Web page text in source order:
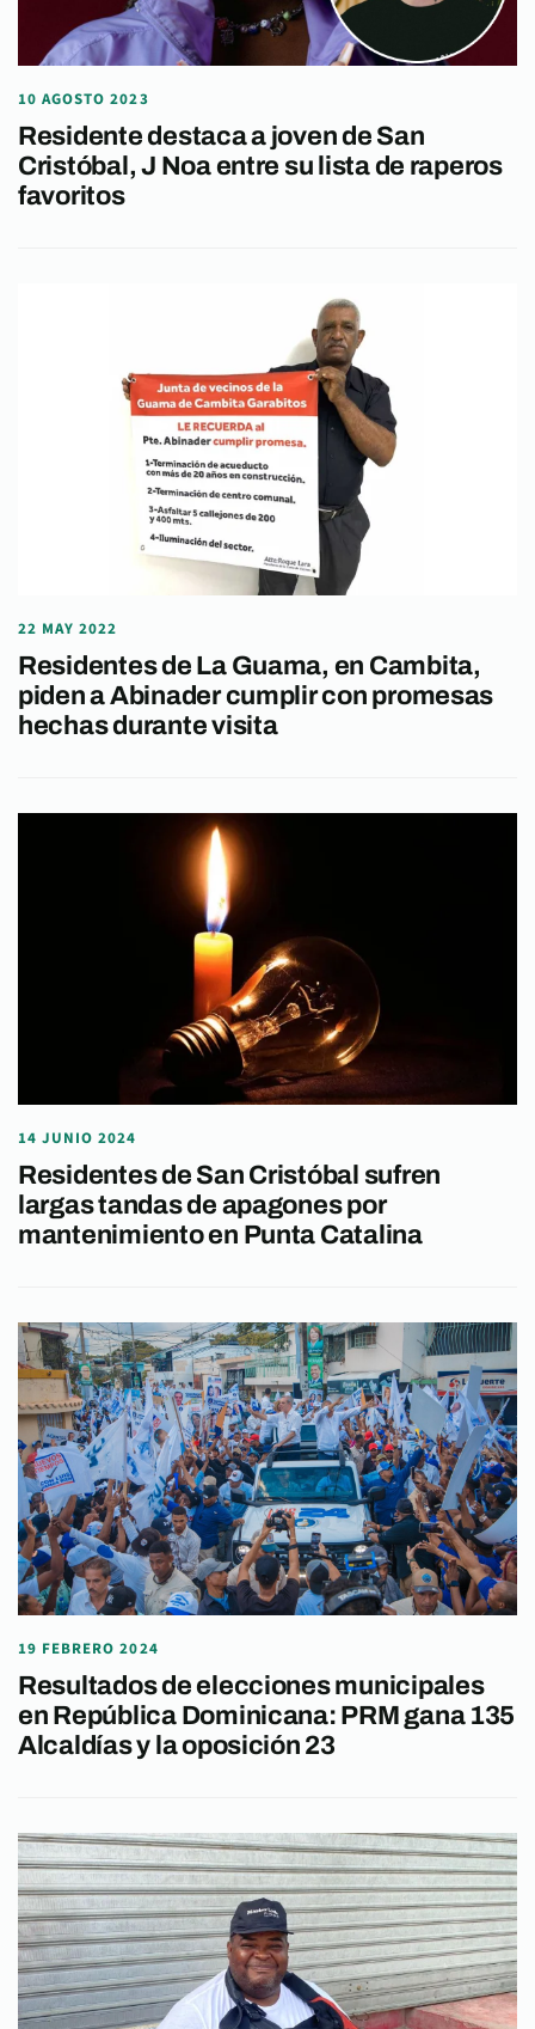
10 AGOSTO 2023
Residente destaca a joven de San
Cristóbal, J Noa entre su lista de raperos
favoritos
22 MAY 2022
Residentes de La Guama, en Cambita,
piden a Abinader cumplir con promesas
hechas durante visita
14 JUNIO 2024
Residentes de San Cristóbal sufren
largas tandas de apagones por
mantenimiento en Punta Catalina
19 FEBRERO 2024
Resultados de elecciones municipales
en República Dominicana: PRM gana 135
Alcaldías y la oposición 23